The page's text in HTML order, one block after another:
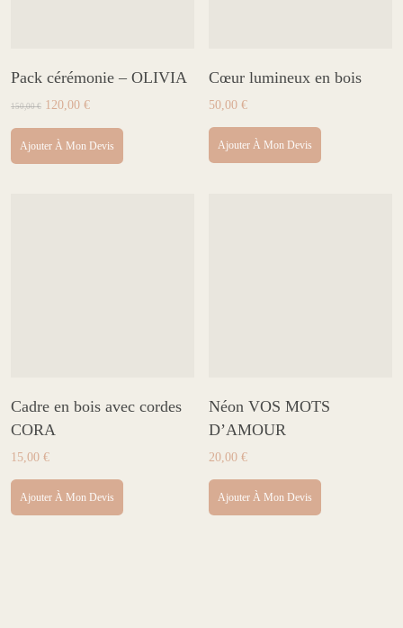
Pack cérémonie – OLIVIA
150,00€ Le
initial
était :
120,00 €Le
est :
Ajouter À Mon Devis
Cœur lumineux en bois
50,00€
Ajouter À Mon Devis
Cadre en bois avec cordes
CORA
15,00 €
Ajouter À Mon Devis
Néon VOS MOTS
D’AMOUR
20,00€
Ajouter À Mon Devis